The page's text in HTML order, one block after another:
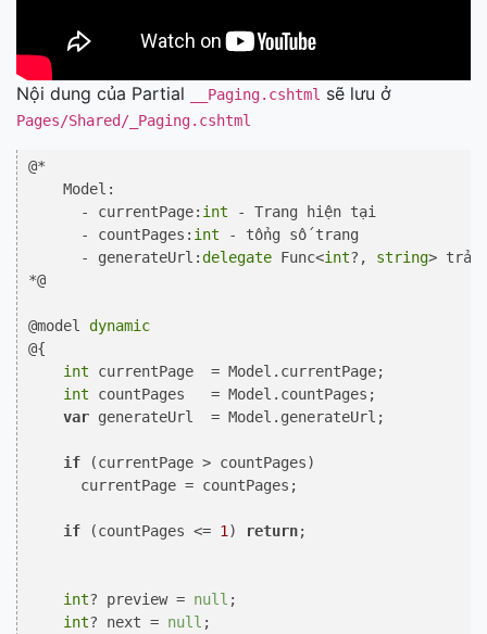
Nội dung của Partial __Paging.cshtml sẽ lưu ở
Pages/Shared/_Paging.cshtml
@*
    Model:
      - currentPage:
int - Trang hiện tại
      - countPages:
int - tổng số trang
      - generateUrl:
delegate Func<int?, string> trả
*@
@model dynamic
@{
int currentPage  = Model.currentPage;
int countPages   = Model.countPages;
var generateUrl  = Model.generateUrl;
if (currentPage > countPages)
      currentPage = countPages;
if (countPages <= 1 ) return;
int? preview = null ;
int? next = null ;